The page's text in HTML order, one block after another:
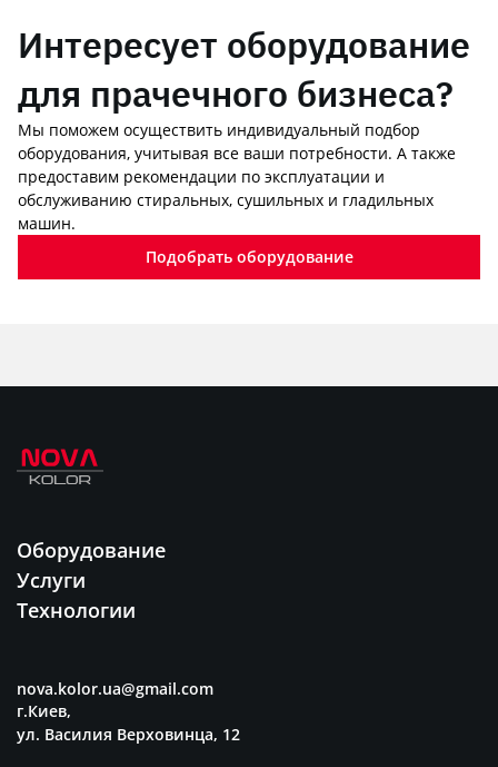
Интересует оборудование
для прачечного бизнеса?
Мы поможем осуществить индивидуальный подбор
оборудования, учитывая все ваши потребности. А также
предоставим рекомендации по эксплуатации и
обслуживанию стиральных, сушильных и гладильных
машин.
Подобрать оборудование
Оборудование
Услуги
Технологии
nova.kolor.ua@gmail.com
г.Киев,
ул. Василия Верховинца, 12